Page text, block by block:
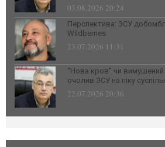
03.08.2026 20:24
Перспектива: ЗСУ
Wildberries
23.07.2026 11:31
“Нова кров” чи
очолив ЗСУ на піку
22.07.2026 20:36